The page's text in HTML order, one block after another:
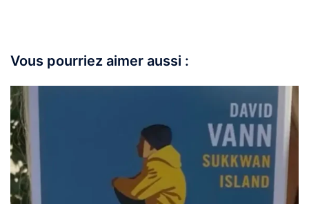
Vous pourriez aimer aussi :